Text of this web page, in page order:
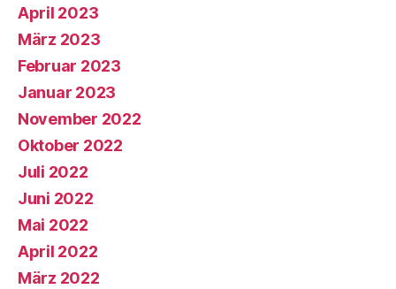
April 2023
März 2023
Februar 2023
Januar 2023
November 2022
Oktober 2022
Juli 2022
Juni 2022
Mai 2022
April 2022
März 2022